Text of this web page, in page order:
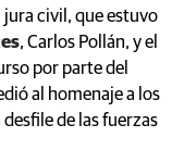
jura civil, que estuvo
, Carlos Pollán, y el
por parte del
al homenaje a los
de las fuerzas